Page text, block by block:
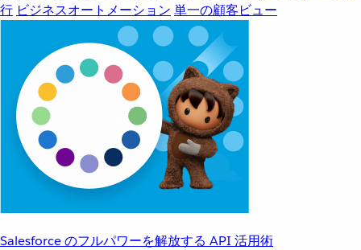
行 ビジネスオートメーション 単一の顧客ビュー
Salesforce のフルパワーを解放する API 活用術